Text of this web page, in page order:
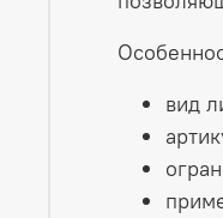
вид